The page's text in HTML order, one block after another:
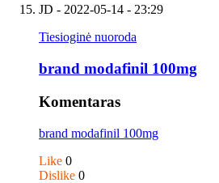
JD - 2022-05-14 - 23:29
Tiesioginė nuoroda
brand modafinil 100mg
Komentaras
brand modafinil 100mg
Like 0
Dislike 0